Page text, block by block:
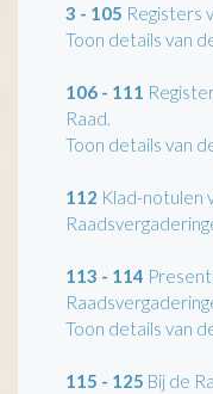
3 - 105 Registers
Toon details van
106 - 111
Raad.
Toon details van
112 Klad-notulen
113 - 114
Toon details van
115 - 125 Bij de